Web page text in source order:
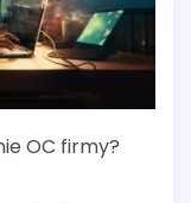
OC firmy?